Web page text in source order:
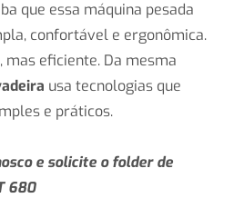
que essa máquina pesada
confortável e ergonômica.
mas eficiente. Da mesma
usa tecnologias que
e práticos.
e solicite o folder de
680